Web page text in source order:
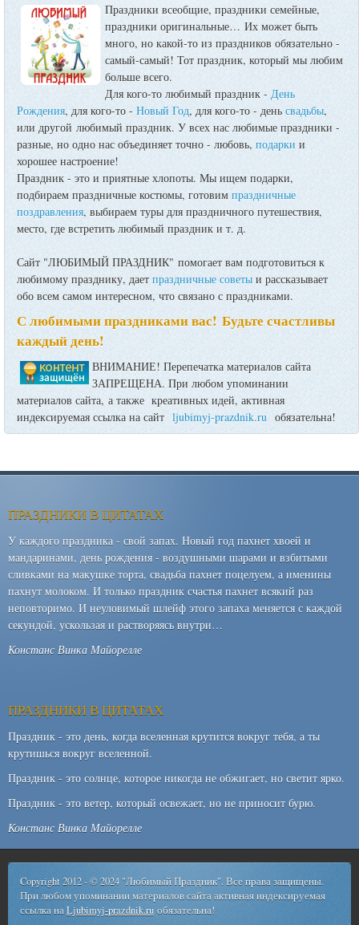
Праздники всеобщие, праздники семейные,
праздники оригинальные… Их может быть
много, но какой-то из праздников обязательно -
самый-самый! Тот праздник, который мы любим
больше всего.
Для кого-то любимый праздник - День
Рождения, для кого-то -Новый Год, для кого-то - деньсвадьбы,
или другой любимый праздник. У всех нас любимые праздники -
разные, но одно нас объединяет точно - любовь,подаркии
хорошее настроение!
Праздник - это и приятные хлопоты. Мы ищем подарки,
подбираем праздничные костюмы, готовимпраздничные
поздравления, выбираем туры для праздничного путешествия,
место, где встретить любимый праздник и т. д.
Сайт "ЛЮБИМЫЙ ПРАЗДНИК" помогает вам подготовиться к
любимому празднику, даетпраздничные советы и рассказывает
обо всем самом интересном, что связано с праздниками.
С любимыми праздниками вас! Будьте счастливы
каждый день!
ВНИМАНИЕ! Перепечатка материалов сайта
ЗАПРЕЩЕНА. При любом упоминании
материалов сайта, а также креативных идей, активная
индексируемая ссылка на сайт ljubimyj-prazdnik.ru обязательна!
ПРАЗДНИКИ В ЦИТАТАХ
У каждого праздника - свой запах. Новый год пахнет хвоей и
мандаринами, день рождения - воздушными шарами и взбитыми
сливками на макушке торта, свадьба пахнет поцелуем, а именины
пахнут молоком. И только праздник счастья пахнет всякий раз
неповторимо. И неуловимый шлейф этого запаха меняется с каждой
секундой, ускользая и растворяясь внутри…
Констанс Винка Майорелле
ПРАЗДНИКИ В ЦИТАТАХ
Праздник - это день, когда вселенная крутится вокруг тебя, а ты
крутишься вокруг вселенной.
Праздник - это солнце, которое никогда не обжигает, но светит ярко.
Праздник - это ветер, который освежает, но не приносит бурю.
Констанс Винка Майорелле
Copyright 2012 - © 2024 "Любимый Праздник". Все права защищены.
При любом упоминании материалов сайта активная индексируемая
ссылка наLjubimyj-prazdnik.ru обязательна!